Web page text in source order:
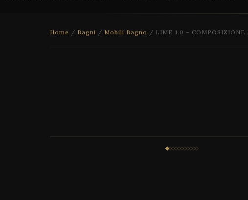
Home / Bagni / Mobili Bagno / LIME 1.0 – COMPOSIZIONE